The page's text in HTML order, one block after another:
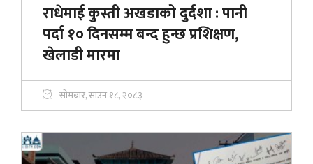
राधेमाई कुस्ती अखडाको दुर्दशा : पानी
पर्दा १० दिनसम्म बन्द हुन्छ प्रशिक्षण,
खेलाडी मारमा
सोमबार, साउन १८, २०८३